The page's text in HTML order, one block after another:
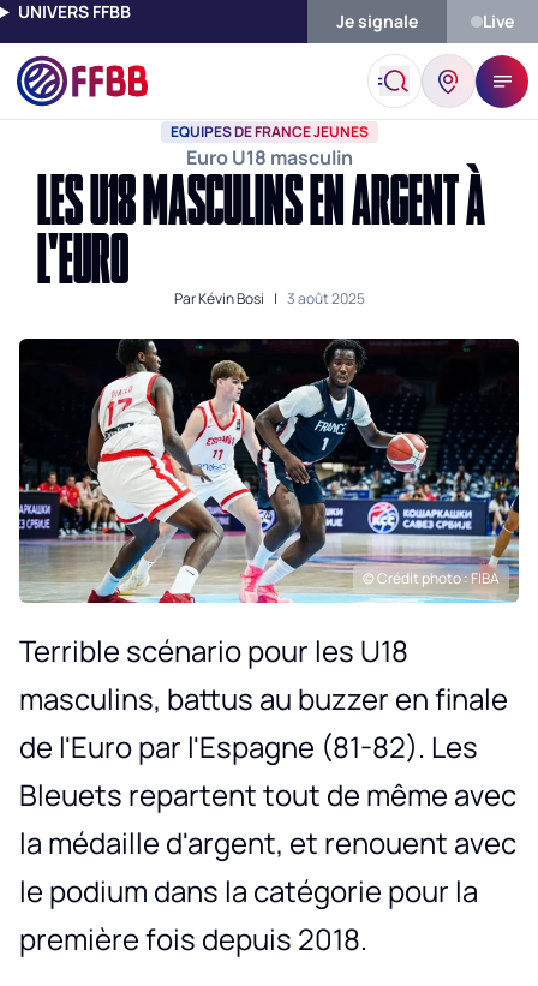
UNIVERS FFBB Je signale Live
Accueil Actualités Equipes De France Jeunes Les U18
EQUIPES DE FRANCE JEUNES
Euro U18 masculin
LES U18 MASCULINS EN ARGENT À
L'EURO
ParKévin Bosi | 3 août 2025
© Crédit photo : FIBA
Terrible scénario pour les U18
masculins, battus au buzzer en finale
de l'Euro par l'Espagne (81-82). Les
Bleuets repartent tout de même avec
la médaille d'argent, et renouent avec
le podium dans la catégorie pour la
première fois depuis 2018.